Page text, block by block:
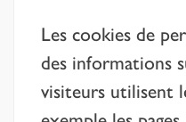
Les cookies de
des informations
visiteurs utilisent